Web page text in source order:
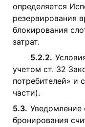
определяется
резервирования
блокирования
затрат.
5.2.2.
учетом ст. 32
потребителей» и
части).
5.3. Уведомление
бронирования